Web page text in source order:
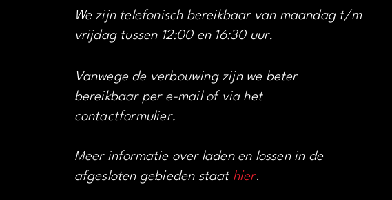
We zijn telefonisch bereikbaar van maandag t/m
vrijdag tussen 12:00 en 16:30 uur.
Vanwege de verbouwing zijn we beter
bereikbaar per e-mail of via het
contactformulier.
Meer informatie over laden en lossen in de
afgesloten gebieden staat hier.